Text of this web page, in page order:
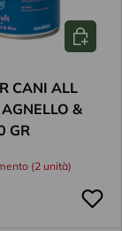
CANI ALL
&
GR
(2 unità)